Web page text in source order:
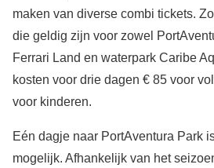
maken van diverse combi tickets.
die geldig zijn voor zowel
Ferrari Land en waterpark Caribe
kosten voor drie dagen € 85 voor
voor kinderen.
Eén dagje naar PortAventura Park
mogelijk. Afhankelijk van het